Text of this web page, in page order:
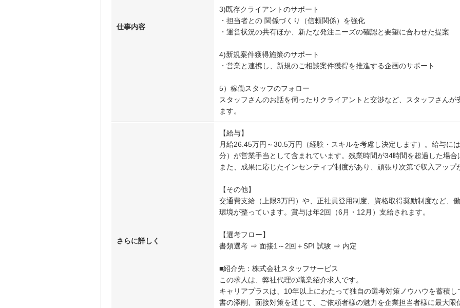
仕事内容
3)既存クライアントのサポート
・担当者との 関係づくり（信頼関係）を強化
・運営状況の共有ほか、新たな発注ニーズの確認と要望に合わせた提案
4)新規案件獲得施策のサポート
・営業と連携し、新規のご相談案件獲得を推進する企画のサポート
5）稼働スタッフのフォロー
スタッフさんのお話を伺ったりクライアントと交渉など、スタッフさん
ます。
さらに詳しく
【給与】
月給26.45万円～30.5万円（経験・スキルを考慮し決定します）。給与に
分）が営業手当として含まれています。残業時間が34時間を超過した場
また、成果に応じたインセンティブ制度があり、頑張り次第で収入アップ
【その他】
交通費支給（上限3万円）や、正社員登用制度、資格取得奨励制度など、
環境が整っています。賞与は年2回（6月・12月）支給されます。
【選考フロー】
書類選考 ⇒ 面接1～2回＋SPI 試験 ⇒ 内定
■紹介先：株式会社スタッフサービス
この求人は、弊社代理の職業紹介求人です。
キャリアプラスは、10年以上にわたって独自の選考対策ノウハウを蓄積
書の添削、面接対策を通じて、ご依頼者様の魅力を企業担当者様に最大